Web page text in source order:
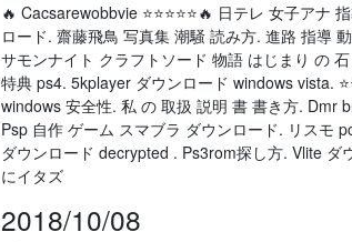
🔥 Cacsarewobbvie ⭐⭐⭐⭐⭐🔥 日テレ 女子ア
ロード. 齋藤飛鳥 写真集 潮騒 読み方. 進路 指導
サモンナイト クラフトソード 物語 はじまり の
特典 ps4. 5kplayer ダウンロード windows vista.
windows 安全性. 私 の 取扱 説明 書 書き方. Dmr
Psp 自作 ゲーム スマブラ ダウンロード. リスモ
ダウンロード decrypted . Ps3rom探し方. Vlite
にイタズ
2018/10/08